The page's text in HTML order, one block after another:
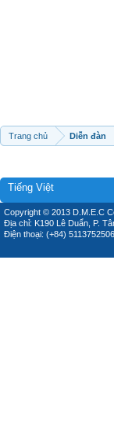
Trang chủ Diễn đàn
Tiếng Việt
Copyright © 2013 D.M.E.C
Địa chỉ: K190 Lê Duẩn, P.
Điện thoại: (+84) 5113752506